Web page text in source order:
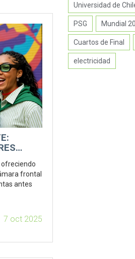
ofreciendo
frontal
antes
7 oct 2025
Universidad de
PSG Mundial
Cuartos de Final
electricidad